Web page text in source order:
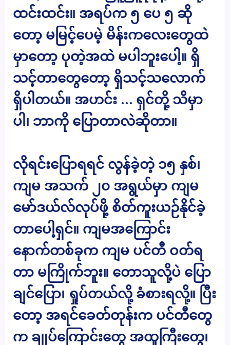
ထင်းထင်း။ အရပ်က ၅ ပေ ၅ ဆို
တော့ မမြင့်ပေမဲ့ မိန်းကလေးတွေထဲ
မှာတော့ ပုတဲ့အထဲ မပါဘူးပေါ့။ ရှိ
သင့်တာတွေတော့ ရှိသင့်သလောက်
ရှိပါတယ်။ အဟင်း … ရှင်တို့ သိမှာ
ပါ၊ ဘာကို ပြောတာလဲဆိုတာ။
လိုရင်းပြောရရင် လွန်ခဲ့တဲ့ ၁၅ နှစ်၊
ကျမ အသက် ၂၀ အရွယ်မှာ ကျမ
မော်ဒယ်လ်လုပ်ဖို့ စိတ်ကူးယဉ်နိုင်ခဲ့
တာပေါ့ရှင်။ ကျမအကြောင်း
နောက်တစ်ခုက ကျမ ပင်တီ ဝတ်ရ
တာ မကြိုက်ဘူး။ တောသူလို့ပဲ ပြော
ချင်ပြော၊ ရှုပ်တယ်လို့ ခံစားရလို့။ ပြီး
တော့ အရင်ခေတ်တုန်းက ပင်တီတွေ
က ချုပ်ကြောင်းတွေ အထူကြီးတွေ၊